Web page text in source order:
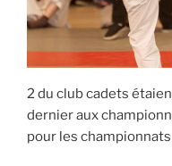
2 du club cadets
dernier aux
pour les championnats